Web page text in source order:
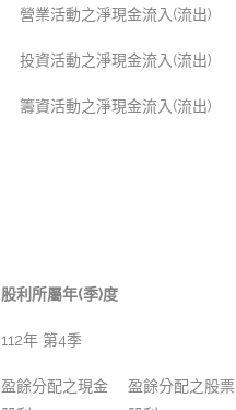
營業活動之淨現金流入(流出)
投資活動之淨現金流入(流出)
籌資活動之淨現金流入(流出)
股利所屬年(季)度
112年 第4季
盈餘分配之現金
盈餘分配之股票